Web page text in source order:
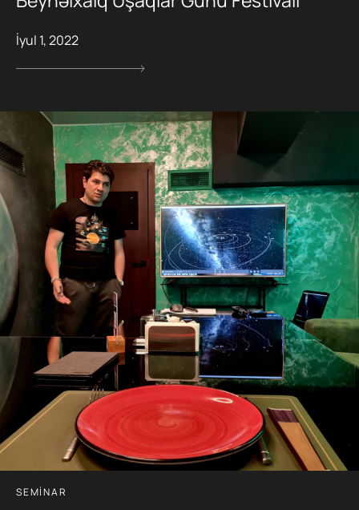
İyul 1, 2022
SEMINAR